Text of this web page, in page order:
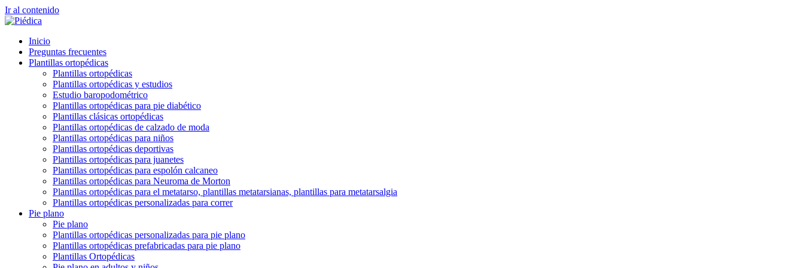
Ir al contenido
Inicio
Preguntas frecuentes
Plantillas ortopédicas
Plantillas ortopédicas
Plantillas ortopédicas y estudios
Estudio baropodométrico
Plantillas ortopédicas para pie diabético
Plantillas clásicas ortopédicas
Plantillas ortopédicas de calzado de moda
Plantillas ortopédicas para niños
Plantillas ortopédicas deportivas
Plantillas ortopédicas para juanetes
Plantillas ortopédicas para espolón calcaneo
Plantillas ortopédicas para Neuroma de Morton
Plantillas ortopédicas para el metatarso, plantillas metatarsianas, plantillas para metatarsalgia
Plantillas ortopédicas personalizadas para correr
Pie plano
Pie plano
Plantillas ortopédicas personalizadas para pie plano
Plantillas ortopédicas prefabricadas para pie plano
Plantillas Ortopédicas